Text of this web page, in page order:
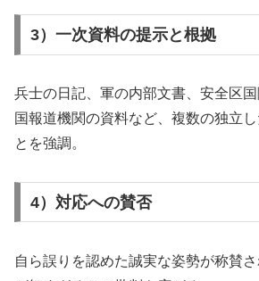
3）一次資料の提示と根拠
兵士の日記、軍の内部文書、安全区
国報道機関の資料など、複数の独立
とを強調。
4）対応への賛否
自ら誤りを認めた誠実な姿勢が称賛